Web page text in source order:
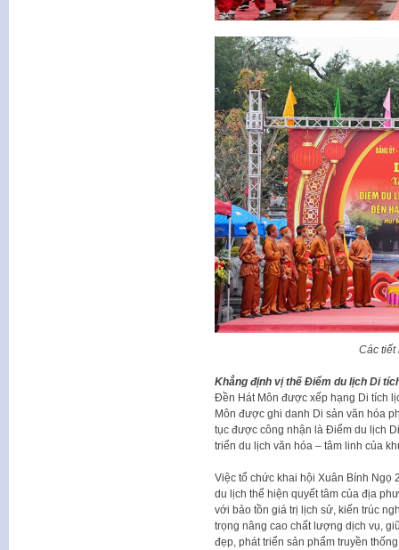
Các tiết
Khẳng định vị thế Điểm du lịch Di
Đền Hát Môn được xếp hạng Di tích
Môn được ghi danh Di sản văn hóa
tục được công nhận là Điểm du lịch
triển du lịch văn hóa – tâm linh của
Việc tổ chức khai hội Xuân Bính Ngọ
du lịch thể hiện quyết tâm của địa
với bảo tồn giá trị lịch sử, kiến trúc
trọng nâng cao chất lượng dịch vụ,
đẹp, phát triển sản phẩm truyền